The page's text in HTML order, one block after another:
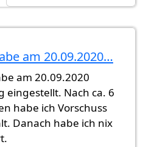
am 20.09.2020…
am 20.09.2020
eingestellt. Nach ca. 6
habe ich Vorschuss
Danach habe ich nix